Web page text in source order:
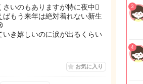
いのもありますが特に夜中🫩
もう来年は絶対着れない新生
き嬉しいのに涙が出るくらい
お気に入り
3
4